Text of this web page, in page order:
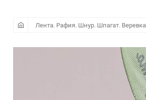
Лента. Рафия. Шнур. Шпагат. Веревка